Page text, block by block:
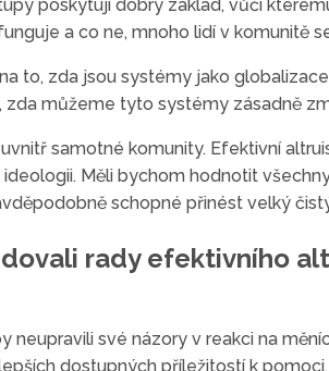
poskytují dobrý základ, vůči
a co ne, mnoho lidí v komunitě
to, zda jsou systémy jako
zda můžeme tyto systémy zásadně
samotné komunity. Efektivní
Měli bychom hodnotit
schopné přinést velký
rady efektivního
neupravili své názory v reakci na
dostupných příležitostí k